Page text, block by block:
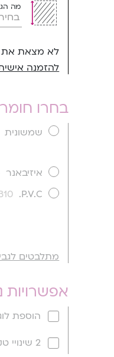
מה
לא מצאת את
להזמנה
בחרו חומר
שמשונית
איזיבאנר
P.V.C.
310 ש''ח
מתלבטים
אפשרויות
הוספת
2 שינויי טקסט קטנים